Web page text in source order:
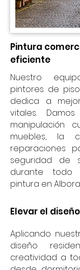
Pintura
eficiente
Nuestro
pintores de
dedica a
vitales.
manipulación
muebles, la
reparaciones
seguridad de
durante
pintura en
Elevar el
Aplicando
diseño
creatividad a